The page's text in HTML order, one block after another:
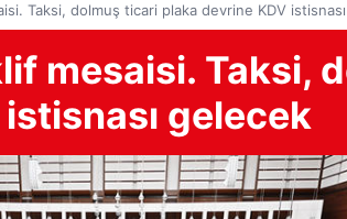
Taksi, dolmuş ticari plaka devrine KDV
mesaisi. Taksi,
gelecek